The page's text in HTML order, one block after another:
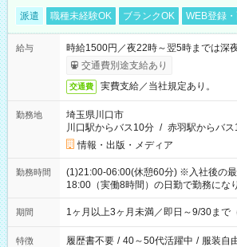
派遣 職種未経験OK ブランクOK WEB登録
給与
時給1500円／夜22時～翌5時までは深
交通費別途支給あり
交通費 実費支給／当社規定あり。
勤務地
埼玉県川口市
川口駅からバス10分 / 赤羽駅からバス
情報・出版・メディア
勤務時間
(1)21:00-06:00(休憩60分) ※入社後の
18:00（実働8時間）の日勤で勤務にな
期間 1ヶ月以上3ヶ月未満／即日～9/30まで
特徴 履歴書不要 / 40～50代活躍中 / 服装自